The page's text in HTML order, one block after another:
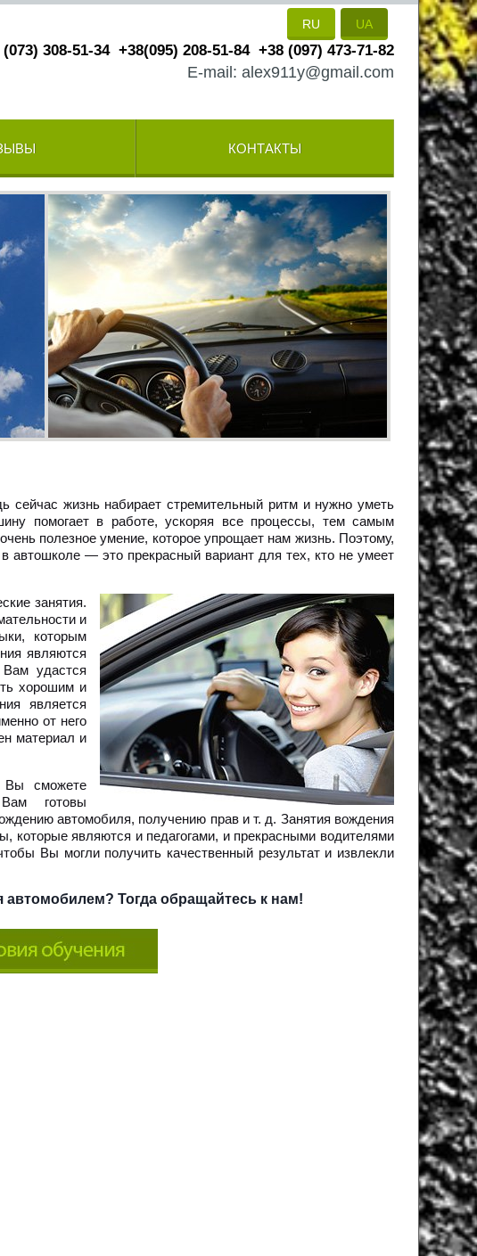
RU UA
(073) 308-51-34 +38(095) 208-51-84 +38 (097) 473-71-82
E-mail: alex911y@gmail.com
КОНТАКТЫ
жизнь набирает стремительный ритм и нужно уметь
помогает в работе, ускоряя все процессы, тем самым
полезное умение, которое упрощает нам жизнь. Поэтому,
в автошколе — это прекрасный вариант для тех, кто не умеет
занятия.
и
которым
являются
Вам удастся
хорошим и
является
от него
материал и
Вы сможете
готовы
автомобиля, получению прав и т. д. Занятия вождения
которые являются и педагогами, и прекрасными водителями
Вы могли получить качественный результат и извлекли
автомобилем? Тогда обращайтесь к нам!